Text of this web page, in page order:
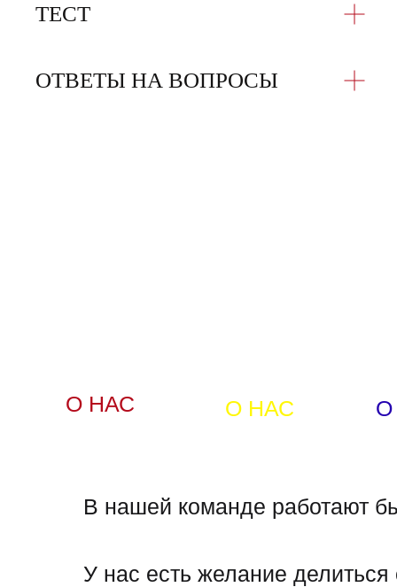
ТЕСТ
ОТВЕТЫ НА ВОПРОСЫ
В нашей команде работают
У нас есть желание
О НАС О НАС О